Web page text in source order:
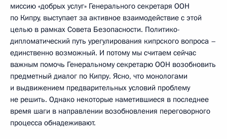
миссию «добрых услуг» Генерального секретаря ООН
по Кипру, выступает за активное взаимодействие с этой
целью в рамках Совета Безопасности. Политико-
дипломатический путь урегулирования кипрского вопроса –
единственно возможный. И потому мы считаем сейчас
важным помочь Генеральному секретарю ООН возобновить
предметный диалог по Кипру. Ясно, что монологами
и выдвижением предварительных условий проблему
не решить. Однако некоторые наметившиеся в последнее
время шаги в направлении возобновления переговорного
процесса обнадеживают.